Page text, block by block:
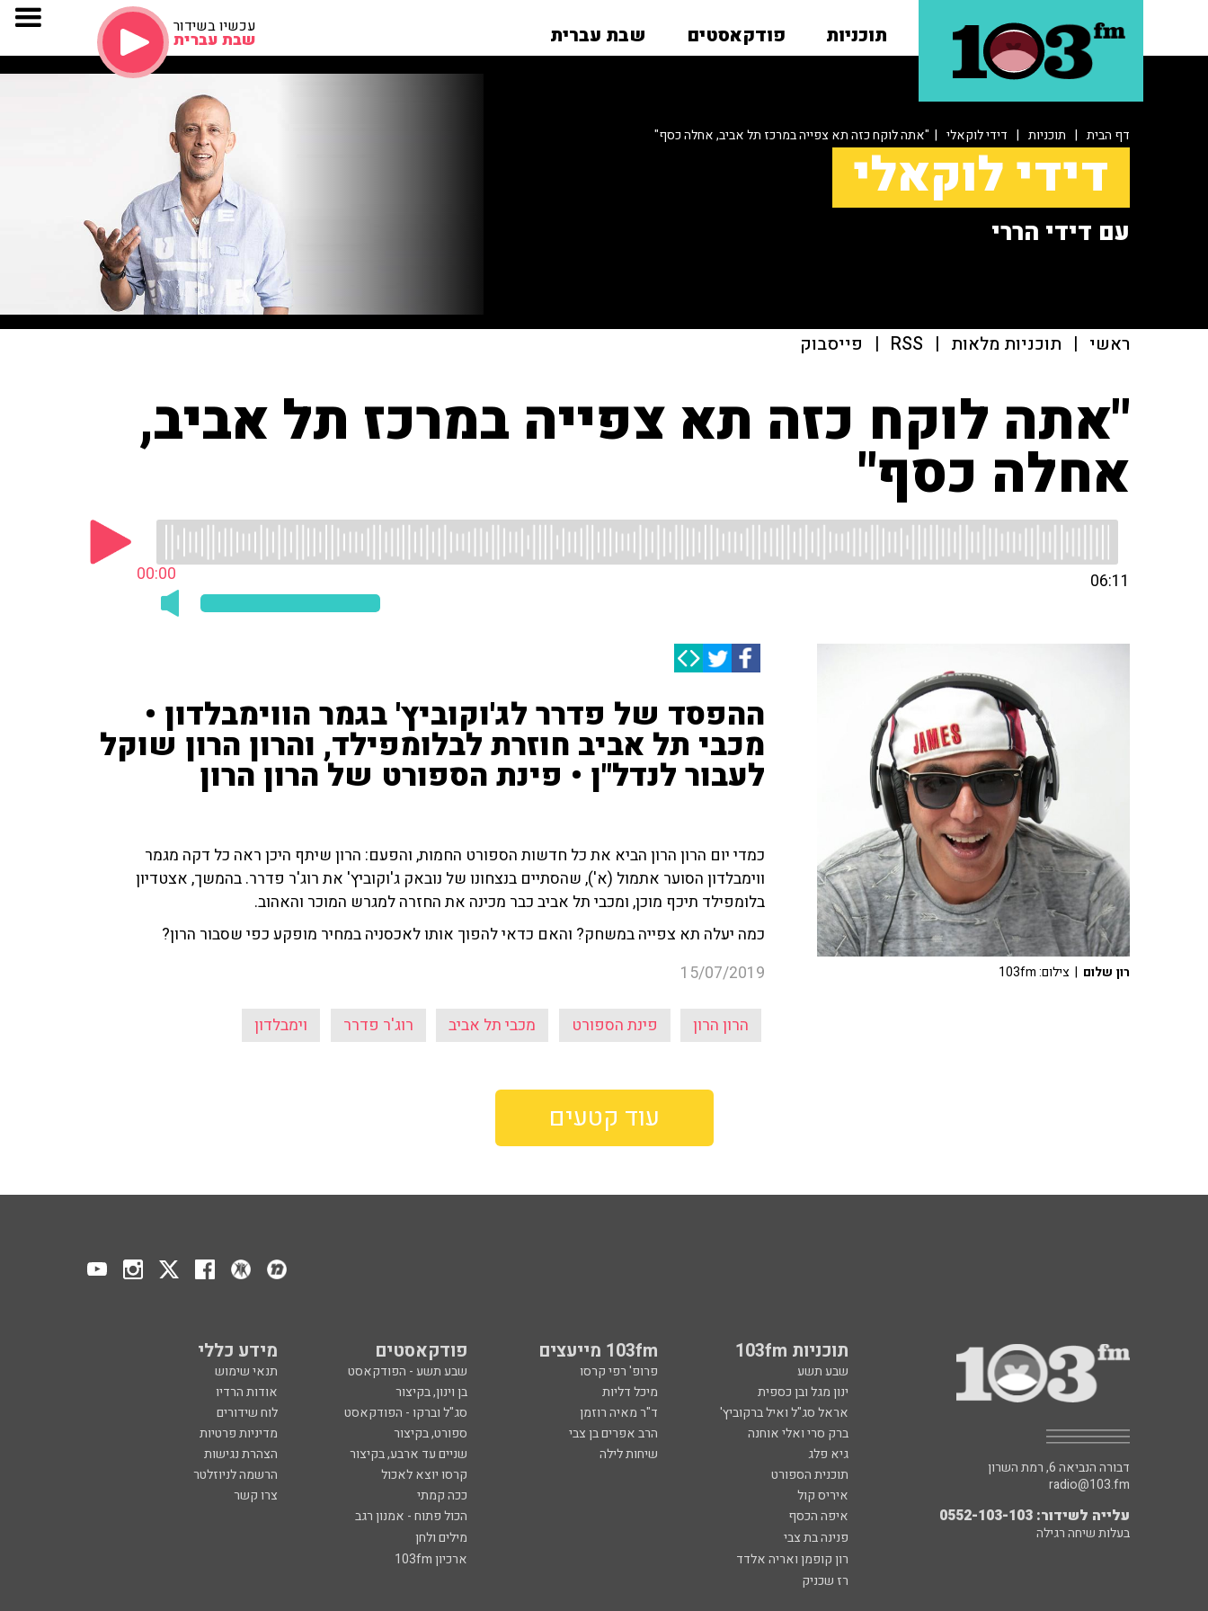
תוכניות פודקאסטים שבת עברית עכשיו בשידור
שבת עברית
דף הבית | תוכניות | דידי לוקאלי | "אתה לוקח כזה תא צפייה במרכז תל אביב, אחלה כסף"
דידי לוקאלי
עם דידי הררי
ראשי | תוכניות מלאות |
RSS
| פייסבוק
"אתה לוקח כזה תא צפייה במרכז תל אביב,
אחלה כסף"
00:00 06:11
ההפסד של פדרר לג'וקוביץ' בגמר הווימבלדון •
מכבי תל אביב חוזרת לבלומפילד, והרון הרון שוקל
לעבור לנדל"ן • פינת הספורט של הרון הרון
כמדי יום הרון הרון הביא את כל חדשות הספורט החמות, והפעם: הרון שיתף היכן ראה כל דקה מגמר
ווימבלדון הסוער אתמול (א'), שהסתיים בנצחונו של נובאק ג'וקוביץ' את רוג'ר פדרר. בהמשך, אצטדיון
בלומפילד תיכף מוכן, ומכבי תל אביב כבר מכינה את החזרה למגרש המוכר והאהוב.
כמה יעלה תא צפייה במשחק? והאם כדאי להפוך אותו לאכסניה במחיר מופקע כפי שסבור הרון?
15/07/2019
הרון הרון פינת הספורט מכבי תל אביב רוג'ר פדרר וימבלדון
רון שלום | צילום: 103fm
עוד קטעים
תוכניות 103fm 103fm מייעצים פודקאסטים מידע כללי
שבע תשע פרופ' רפי קרסו שבע תשע - הפודקאסט
תנאי שימוש
ינון מגל ובן כספית
מיכל דליות בן וינון, בקיצור
אודות הרדיו
אראל סג"ל ואיל ברקוביץ'
ד"ר מאיה רוזמן סג"ל וברקו - הפודקאסט
לוח שידורים
ברק סרי ואלי אוחנה
הרב אפרים בן צבי ספורט, בקיצור
מדיניות פרטיות
גיא פלג
שיחות לילה שניים עד ארבע, בקיצור
הצהרת נגישות
תוכנית הספורט
קרסו יוצא לאכול
הרשמה לניוזלטר
איריס קול
ככה קמתי
צרו קשר
איפה הכסף
הכול פתוח - אמנון רגב
פנינה בת צבי
מילים ולחן
רון קופמן ואריה אלדד
ארכיון 103fm
רז שכניק
דבורה הנביאה 6, רמת השרון
radio@103.fm
עלייה לשידור: 0552-103-103
בעלות שיחה רגילה